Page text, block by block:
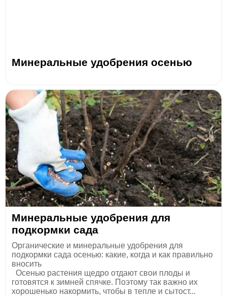
Минеральные удобрения осенью
Минеральные удобрения для
подкормки сада
Органические и минеральные удобрения для
подкормки сада осенью: какие, когда и как правильно
вносить
Осенью растения щедро отдают свои плоды и
готовятся к зимней спячке. Поэтому так важно их
хорошенько накормить, чтобы в тепле и сытост...